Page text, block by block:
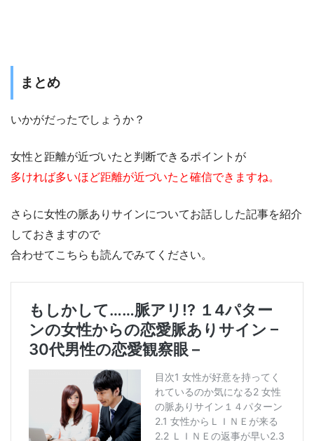
まとめ
いかがだったでしょうか？
女性と距離が近づいたと判断できるポイントが
多ければ多いほど距離が近づいたと確信できますね。
さらに女性の脈ありサインについてお話しした記事を紹介
しておきますので
合わせてこちらも読んでみてください。